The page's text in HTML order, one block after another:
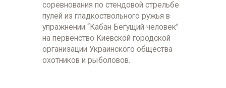
соревнования по стендовой стрельбе
пулей из гладкоствольного ружья в
упражнении “Кабан Бегущий человек”
на первенство Киевской городской
организации Украинского общества
охотников и рыболовов.